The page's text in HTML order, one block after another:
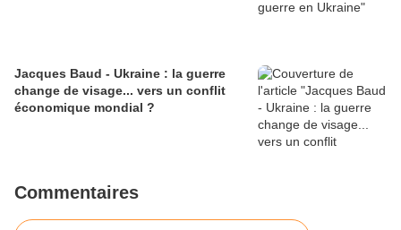
Jacques Baud - Ukraine : la guerre
change de visage... vers un conflit
économique mondial ?
Commentaires